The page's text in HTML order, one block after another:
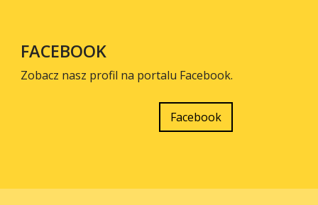
FACEBOOK
Zobacz nasz profil na portalu Facebook.
Facebook